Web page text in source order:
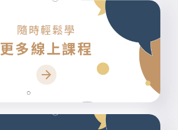
隨時輕鬆學
更多線上課程